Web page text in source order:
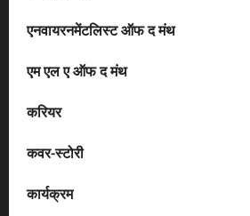
एनवायरनमेंटलिस्ट ऑफ द मंथ
एम एल ए ऑफ द मंथ
करियर
कवर-स्टोरी
कार्यक्रम